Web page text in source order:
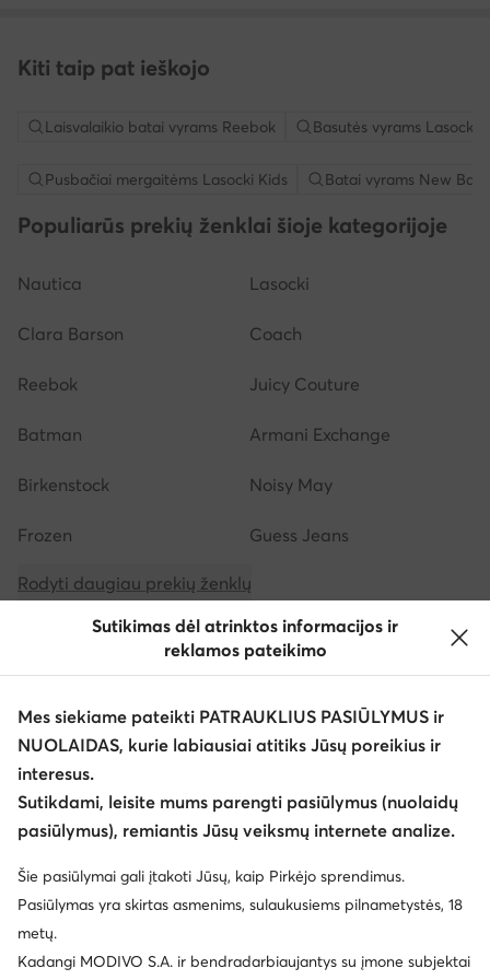
Kiti taip pat ieškojo
Laisvalaikio batai vyrams Reebok Basutės vyrams Lasocki
Pusbačiai mergaitėms Lasocki Kids Batai vyrams New
Populiarūs prekių ženklai šioje kategorijoje
Nautica Lasocki
Clara Barson Coach
Reebok Juicy Couture
Batman Armani Exchange
Birkenstock Noisy May
Frozen Guess Jeans
Rodyti daugiau prekių ženklų
Klientų aptarnavimas
Apie mus
Sutikimas dėl atrinktos informacijos ir
reklamos pateikimo
Mes siekiame pateikti PATRAUKLIUS PASIŪLYMUS ir
NUOLAIDAS, kurie labiausiai atitiks Jūsų poreikius ir
interesus.
Sutikdami, leisite mums parengti pasiūlymus (nuolaidų
pasiūlymus), remiantis Jūsų veiksmų internete analize.
Šie pasiūlymai gali įtakoti Jūsų, kaip Pirkėjo sprendimus.
Pasiūlymas yra skirtas asmenims, sulaukusiems pilnametystės, 18
metų.
Kadangi MODIVO S.A. ir bendradarbiaujantys su įmone subjektai